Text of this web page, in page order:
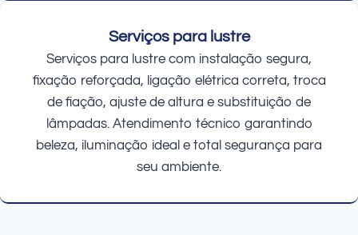
Serviços para lustre
Serviços para lustre com instalação segura,
fixação reforçada, ligação elétrica correta, troca
de fiação, ajuste de altura e substituição de
lâmpadas. Atendimento técnico garantindo
beleza, iluminação ideal e total segurança para
seu ambiente.